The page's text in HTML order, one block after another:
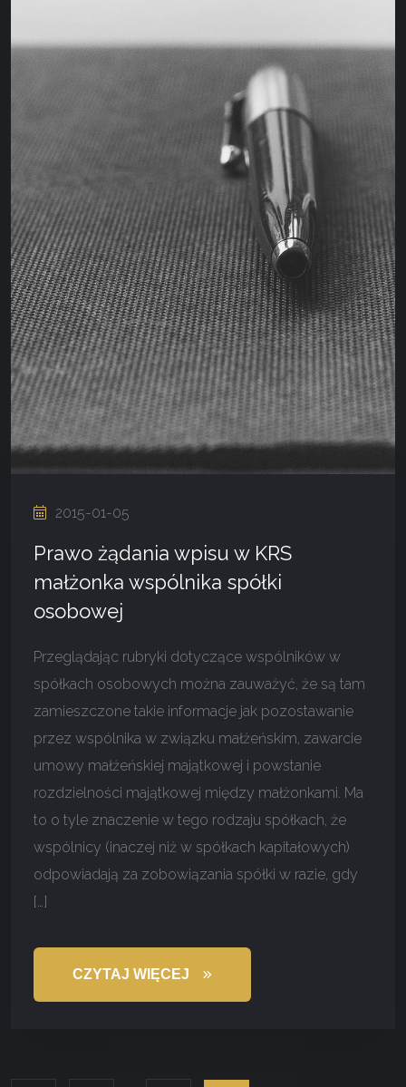
2015-01-05
Prawo żądania wpisu w KRS
małżonka wspólnika spółki
osobowej
Przeglądając rubryki dotyczące wspólników w
spółkach osobowych można zauważyć, że są tam
zamieszczone takie informacje jak pozostawanie
przez wspólnika w związku małżeńskim, zawarcie
umowy małżeńskiej majątkowej i powstanie
rozdzielności majątkowej między małżonkami. Ma
to o tyle znaczenie w tego rodzaju spółkach, że
wspólnicy (inaczej niż w spółkach kapitałowych)
odpowiadają za zobowiązania spółki w razie, gdy
[…]
CZYTAJ WIĘCEJ